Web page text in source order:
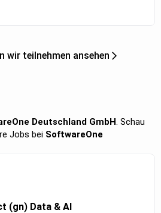
wir teilnehmen ansehen
Deutschland GmbH. Schau
Jobs bei SoftwareOne
(gn) Data & AI